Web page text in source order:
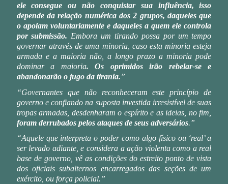
ele consegue ou não conquistar sua influência, isso
depende da relação numérica dos 2 grupos, daqueles que
o apoiam voluntariamente e daqueles a quem ele controla
por submissão. Embora um tirando possa por um tempo
governar através de uma minoria, caso esta minoria esteja
armada e a maioria não, a longo prazo a minoria pode
dominar a maioria. Os oprimidos irão rebelar-se e
abandonarão o jugo da tirania.”
“Governantes que não reconheceram este princípio de
governo e confiando na suposta investida irresistível de suas
tropas armadas, desdenharam o espírito e as ideias, no fim,
foram derrubados pelos ataques de seus adversários.”
“Aquele que interpreta o poder como algo físico ou ‘real’ a
ser levado adiante, e considera a ação violenta como a real
base de governo, vê as condições do estreito ponto de vista
dos oficiais subalternos encarregados das seções de um
exército, ou força policial.”